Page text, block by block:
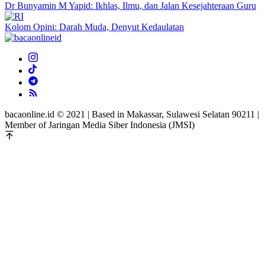
Dr Bunyamin M Yapid: Ikhlas, Ilmu, dan Jalan Kesejahteraan Guru
Kolom Opini: Darah Muda, Denyut Kedaulatan
bacaonline.id © 2021 | Based in Makassar, Sulawesi Selatan 90211 |
Member of Jaringan Media Siber Indonesia (JMSI)